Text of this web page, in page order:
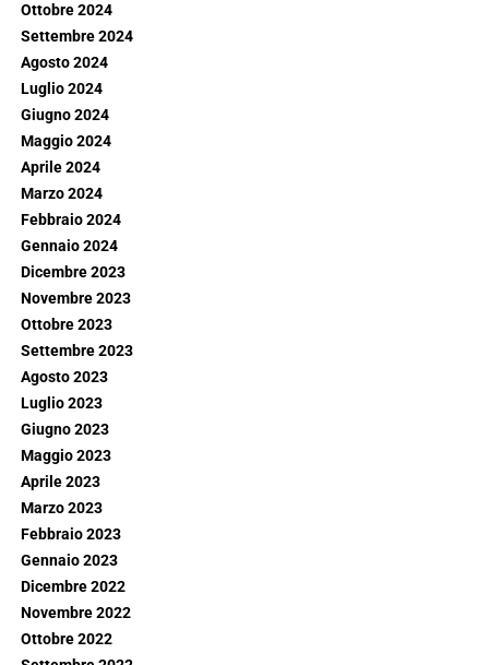
Ottobre 2024
Settembre 2024
Agosto 2024
Luglio 2024
Giugno 2024
Maggio 2024
Aprile 2024
Marzo 2024
Febbraio 2024
Gennaio 2024
Dicembre 2023
Novembre 2023
Ottobre 2023
Settembre 2023
Agosto 2023
Luglio 2023
Giugno 2023
Maggio 2023
Aprile 2023
Marzo 2023
Febbraio 2023
Gennaio 2023
Dicembre 2022
Novembre 2022
Ottobre 2022